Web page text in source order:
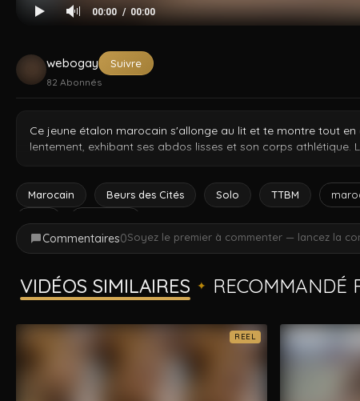
00:00 00:00
webogay Suivre
82 Abonnés
Ce jeune étalon marocain s'allonge au lit et te montre tout
lentement, exhibant ses abdos lisses et son corps
Marocain Beurs des Cités Solo TTBM
Commentaires0Soyez le premier à commenter — lancez la
VIDÉOS SIMILAIRES ✦ RECOMMANDÉ
REEL